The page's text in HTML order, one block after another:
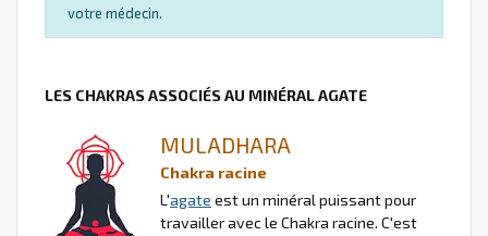
votre médecin.
LES CHAKRAS ASSOCIÉS AU MINÉRAL AGATE
MULADHARA
Chakra racine
L'agate est un minéral puissant pour
travailler avec le Chakra racine. C'est